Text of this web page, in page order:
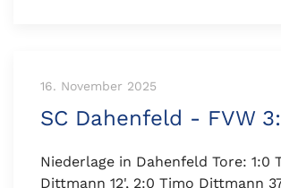
16. November 2025
SC Dahenfeld - FVW
Niederlage in Dahenfeld Tore: 1:0
Dittmann 12', 2:0 Timo Dittmann